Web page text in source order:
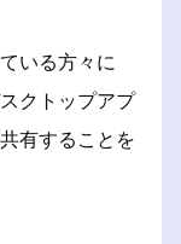
いる方々に
クトップアプ
有することを